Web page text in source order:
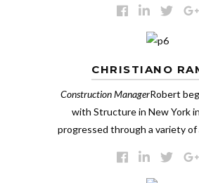
CHRISTIANO
Construction ManagerRobert
with Structure in New York
progressed through a variety